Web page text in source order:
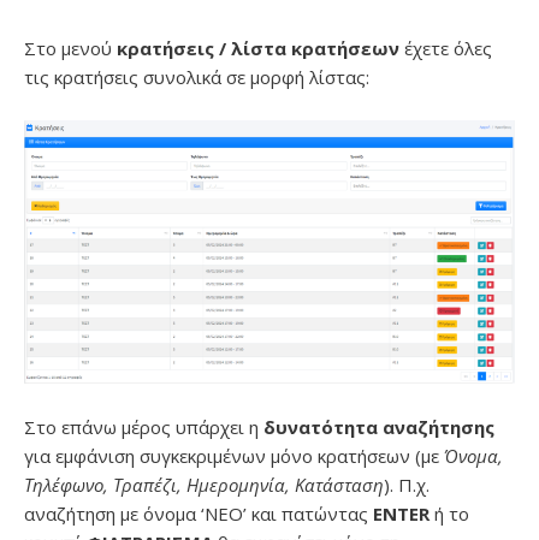
Στο μενού κρατήσεις / λίστα κρατήσεων έχετε όλες
τις κρατήσεις συνολικά σε μορφή λίστας:
Στο επάνω μέρος υπάρχει η δυνατότητα αναζήτησης
για εμφάνιση συγκεκριμένων μόνο κρατήσεων (με Όνομα,
Τηλέφωνο, Τραπέζι, Ημερομηνία, Κατάσταση). Π.χ.
αναζήτηση με όνομα ‘ΝΕΟ’ και πατώντας ENTERή το